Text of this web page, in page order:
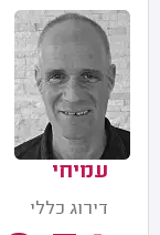
עמיחי
דירוג כללי